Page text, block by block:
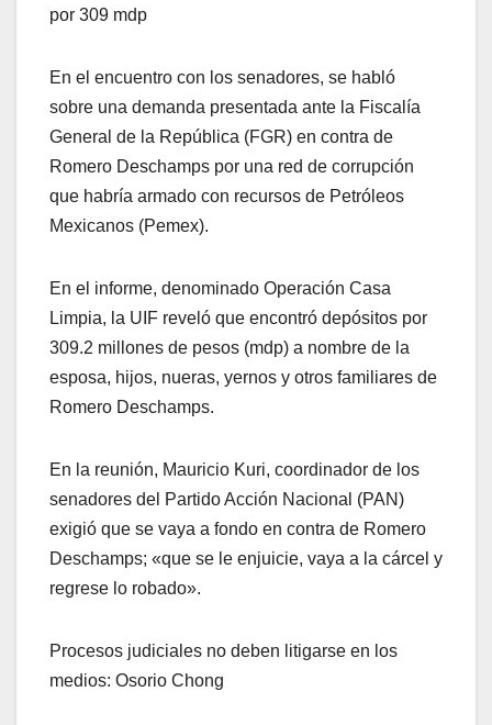
por 309 mdp
En el encuentro con los senadores, se habló
sobre una demanda presentada ante la Fiscalía
General de la República (FGR) en contra de
Romero Deschamps por una red de corrupción
que habría armado con recursos de Petróleos
Mexicanos (Pemex).
En el informe, denominado Operación Casa
Limpia, la UIF reveló que encontró depósitos por
309.2 millones de pesos (mdp) a nombre de la
esposa, hijos, nueras, yernos y otros familiares de
Romero Deschamps.
En la reunión, Mauricio Kuri, coordinador de los
senadores del Partido Acción Nacional (PAN)
exigió que se vaya a fondo en contra de Romero
Deschamps; «que se le enjuicie, vaya a la cárcel y
regrese lo robado».
Procesos judiciales no deben litigarse en los
medios: Osorio Chong